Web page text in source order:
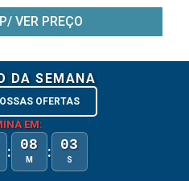
VER PREÇO
DA SEMANA
OFERTAS
EM:
: 08
M : 03
S